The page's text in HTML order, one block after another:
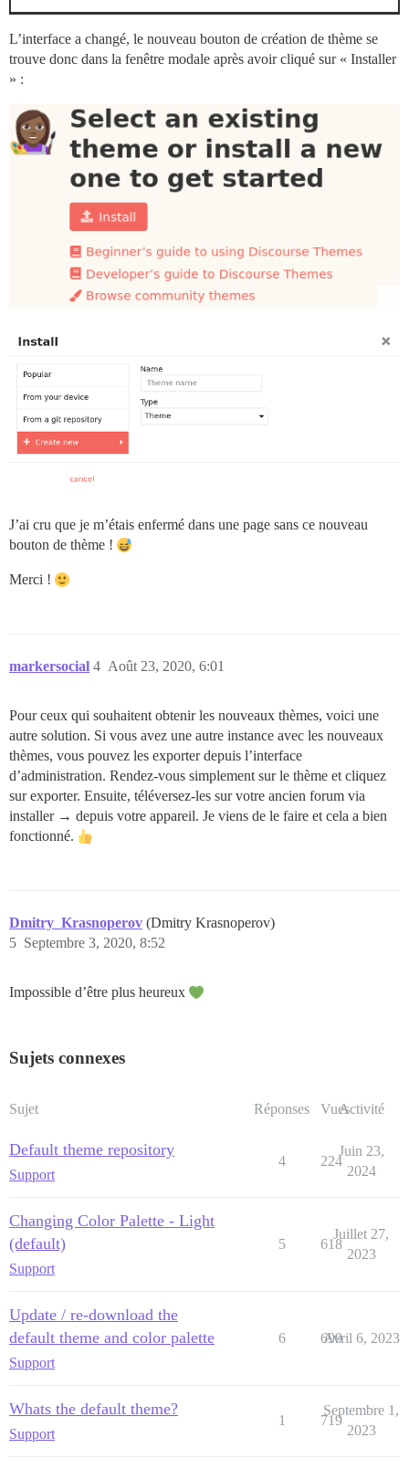
L’interface a changé, le nouveau bouton de création de thème se
trouve donc dans la fenêtre modale après avoir cliqué sur « Installer
» :
J’ai cru que je m’étais enfermé dans une page sans ce nouveau
bouton de thème !
Merci !
markersocial Août 23, 2020, 6:01
4
Pour ceux qui souhaitent obtenir les nouveaux thèmes, voici une
autre solution. Si vous avez une autre instance avec les nouveaux
thèmes, vous pouvez les exporter depuis l’interface
d’administration. Rendez-vous simplement sur le thème et cliquez
sur exporter. Ensuite, téléversez-les sur votre ancien forum via
installer → depuis votre appareil. Je viens de le faire et cela a bien
fonctionné.
Dmitry_Krasnoperov (Dmitry Krasnoperov)
Septembre 3, 2020, 8:52
5
Impossible d’être plus heureux
Sujets connexes
Sujet Réponses VuesActivité
Default theme repository
Support
4 224
Juin 23,
2024
Changing Color Palette - Light
(default)
Support
5 618
Juillet 27,
2023
Update / re-download the
default theme and color palette
Support
6 699
Avril 6, 2023
Whats the default theme?
Support
1 719
Septembre 1,
2023